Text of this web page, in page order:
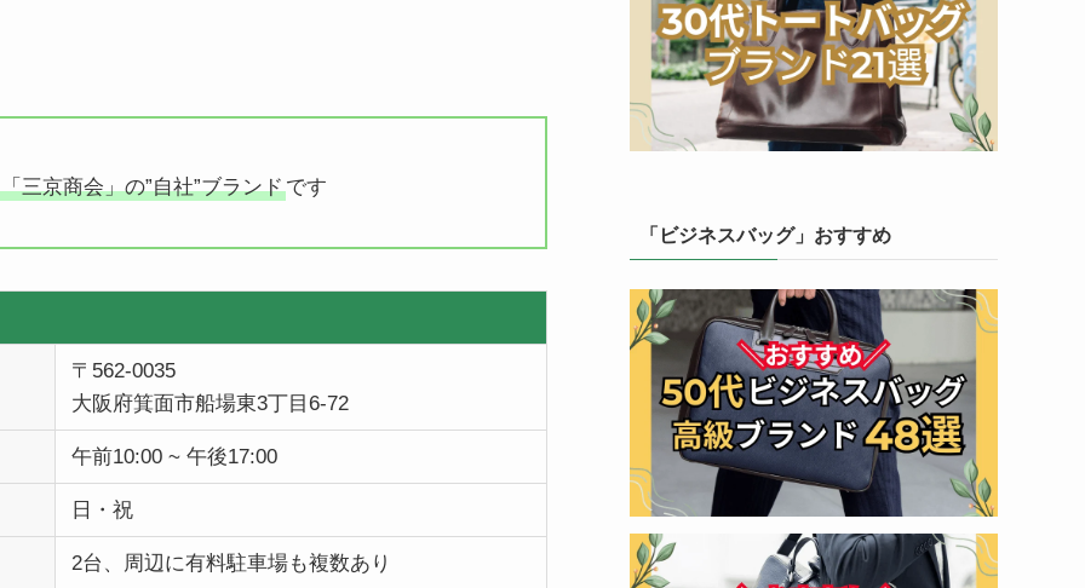
「三京商会」の”自社”ブランドです
〒562-0035
大阪府箕面市船場東3丁目6-72
午前10:00 ~ 午後17:00
日・祝
2台、周辺に有料駐車場も複数あり
「ビジネスバッグ」おすすめ